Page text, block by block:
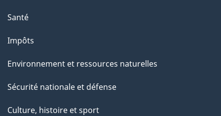
Santé
Impôts
Environnement et ressources naturelles
Sécurité nationale et défense
Culture, histoire et sport